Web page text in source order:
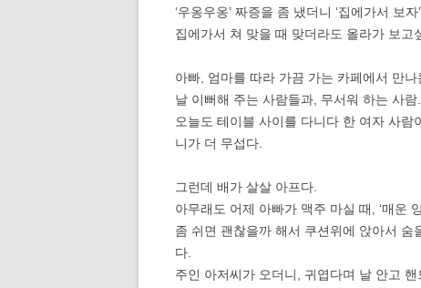
‘우옹우옹’ 짜증을 좀 냈더니 ‘집에가서 보자
집에가서 쳐 맞을 때 맞더라도 올라가 보고
아빠, 엄마를 따라 가끔 가는 카페에서 만
날 이뻐해 주는 사람들과, 무서워 하는 사람
오늘도 테이블 사이를 다니다 한 여자 사람
니가 더 무섭다.
그런데 배가 살살 아프다.
아무래도 어제 아빠가 맥주 마실 때, ‘매운
좀 쉬면 괜찮을까 해서 쿠션위에 앉아서
다.
주인 아저씨가 오더니, 귀엽다며 날 안고 핸